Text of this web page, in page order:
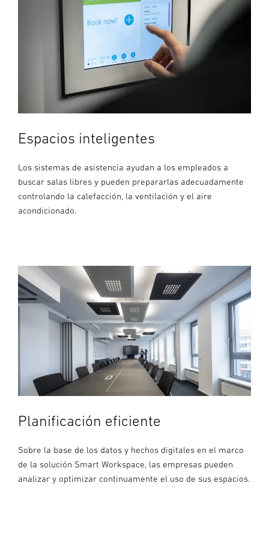
Espacios inteligentes
Los sistemas de asistencia ayudan a los empleados a
buscar salas libres y pueden prepararlas adecuadamente
controlando la calefacción, la ventilación y el aire
acondicionado.
Planificación eficiente
Sobre la base de los datos y hechos digitales en el marco
de la solución Smart Workspace, las empresas pueden
analizar y optimizar continuamente el uso de sus espacios.